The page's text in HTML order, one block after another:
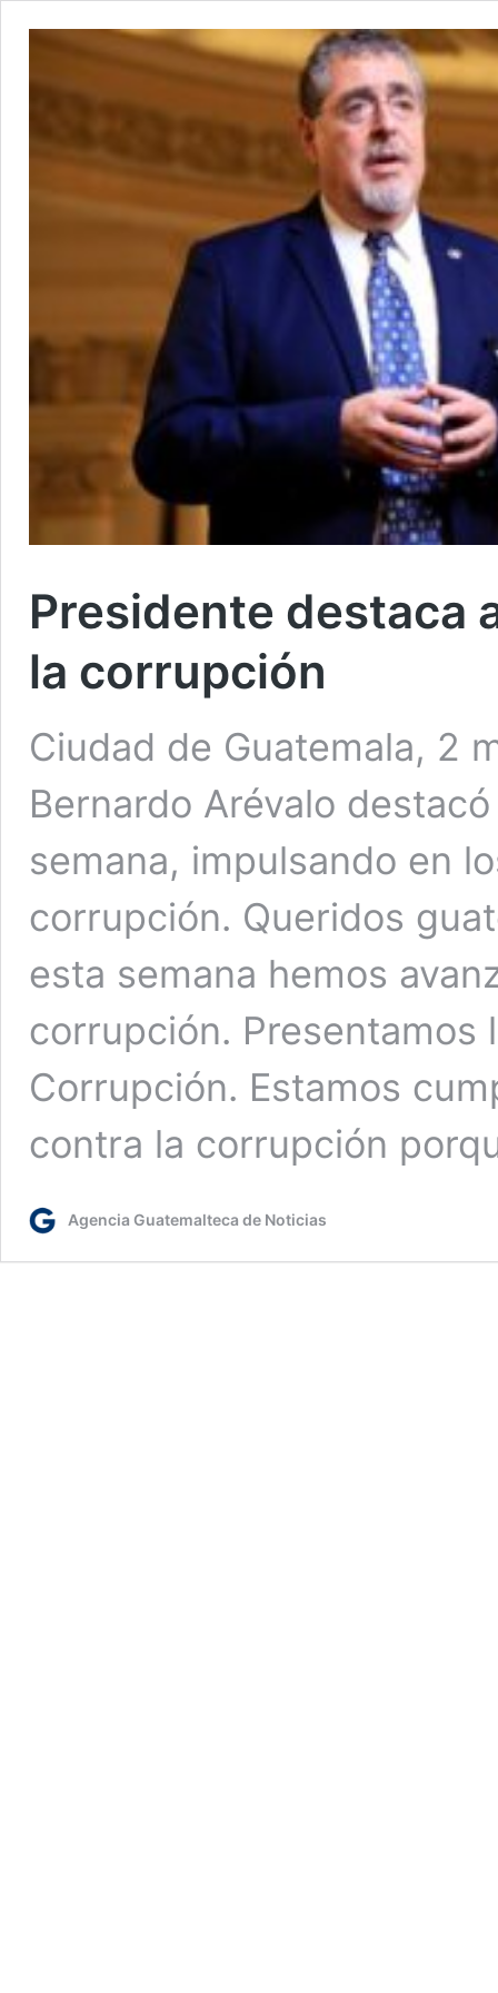
Presidente destaca
la corrupción
Ciudad de Guatemala, 2
Bernardo Arévalo
semana, impulsando en
corrupción. Queridos
esta semana hemos
corrupción. Presentamos
Corrupción. Estamos
contra la corrupción
Agencia Guatemalteca de Noticias